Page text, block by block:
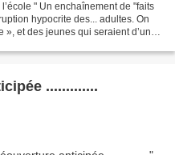
" Un enchaînement de "faits
hypocrite des... adultes. On
et des jeunes qui seraient d’une
.............